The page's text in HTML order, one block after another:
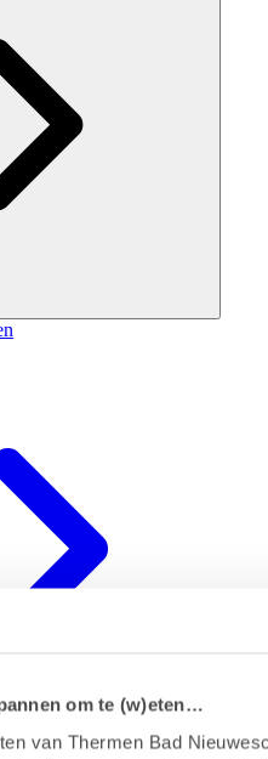
om te (w)eten…
van Thermen Bad